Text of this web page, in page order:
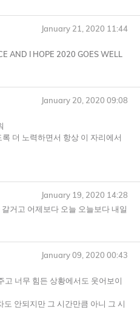
January 21, 2020 11:44
AND I HOPE 2020 GOESWELL
January 20, 2020 09:08
더 노력하면서 항상 이 자리에서
January 19, 2020 14:28
거고 어제보다 오늘 오늘보다 내일
January 09, 2020 00:43
고 너무 힘든 상황에서도 웃어보이
안되지만 그 시간만큼 아니 그 시